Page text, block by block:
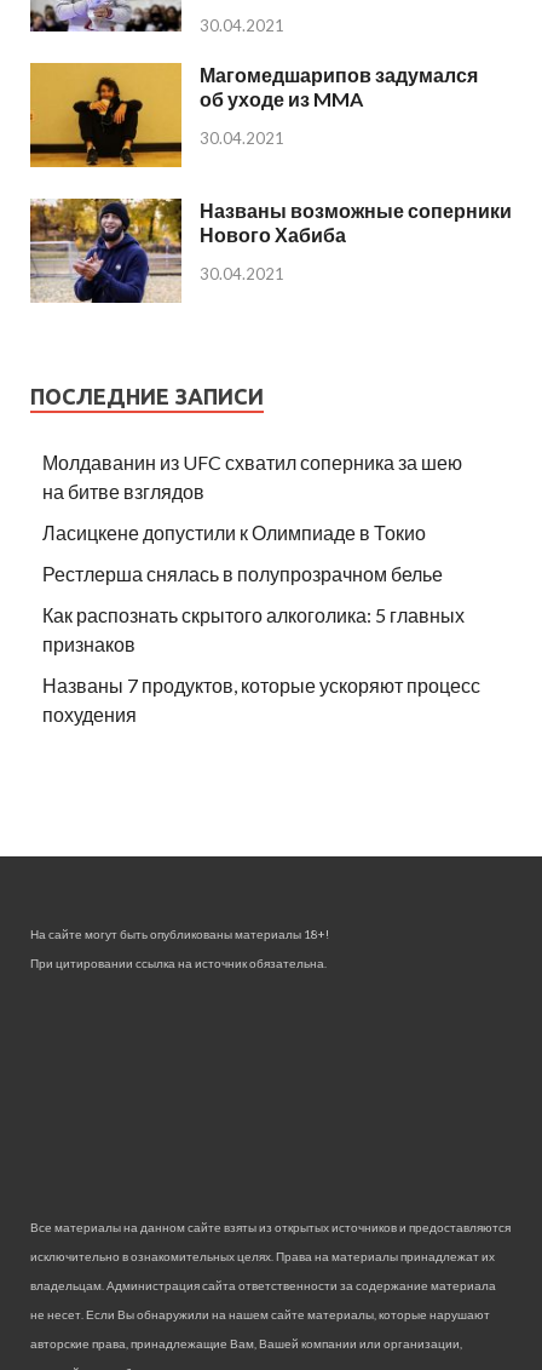
30.04.2021
Магомедшарипов задумался
об уходе из MMA
30.04.2021
Названы возможные соперники
Нового Хабиба
30.04.2021
ПОСЛЕДНИЕ ЗАПИСИ
Молдаванин из UFC схватил соперника за шею
на битве взглядов
Ласицкене допустили к Олимпиаде в Токио
Рестлерша снялась в полупрозрачном белье
Как распознать скрытого алкоголика: 5 главных
признаков
Названы 7 продуктов, которые ускоряют процесс
похудения
На сайте могут быть опубликованы материалы 18+!
При цитировании ссылка на источник обязательна.
Все материалы на данном сайте взяты из открытых источников и предоставляются
исключительно в ознакомительных целях. Права на материалы принадлежат их
владельцам. Администрация сайта ответственности за содержание материала
не несет. Если Вы обнаружили на нашем сайте материалы, которые нарушают
авторские права, принадлежащие Вам, Вашей компании или организации,